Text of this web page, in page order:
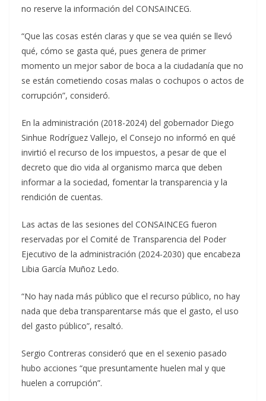
no reserve la información del CONSAINCEG.
“Que las cosas estén claras y que se vea quién se llevó
qué, cómo se gasta qué, pues genera de primer
momento un mejor sabor de boca a la ciudadanía que no
se están cometiendo cosas malas o cochupos o actos de
corrupción”, consideró.
En la administración (2018-2024) del gobernador Diego
Sinhue Rodríguez Vallejo, el Consejo no informó en qué
invirtió el recurso de los impuestos, a pesar de que el
decreto que dio vida al organismo marca que deben
informar a la sociedad, fomentar la transparencia y la
rendición de cuentas.
Las actas de las sesiones del CONSAINCEG fueron
reservadas por el Comité de Transparencia del Poder
Ejecutivo de la administración (2024-2030) que encabeza
Libia García Muñoz Ledo.
“No hay nada más público que el recurso público, no hay
nada que deba transparentarse más que el gasto, el uso
del gasto público”, resaltó.
Sergio Contreras consideró que en el sexenio pasado
hubo acciones “que presuntamente huelen mal y que
huelen a corrupción”.